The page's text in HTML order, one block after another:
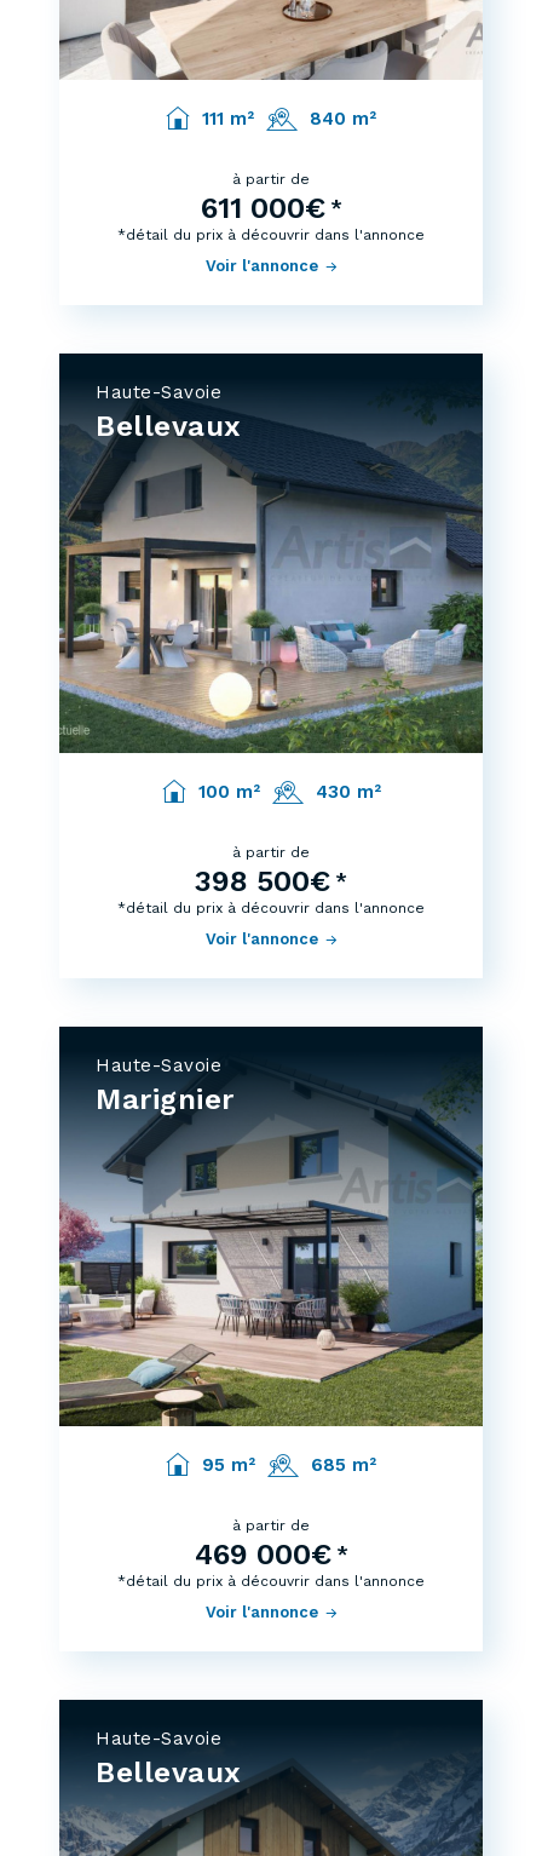
111 m² 840 m²
à partir de
611 000€ *
Voir l'annonce
*détail du prix à découvrir dans l'annonce
Haute-Savoie
Bellevaux
100 m² 430 m²
à partir de
398 500€ *
Voir l'annonce
*détail du prix à découvrir dans l'annonce
Haute-Savoie
Marignier
95 m² 685 m²
à partir de
469 000€ *
Voir l'annonce
*détail du prix à découvrir dans l'annonce
Haute-Savoie
Bellevaux